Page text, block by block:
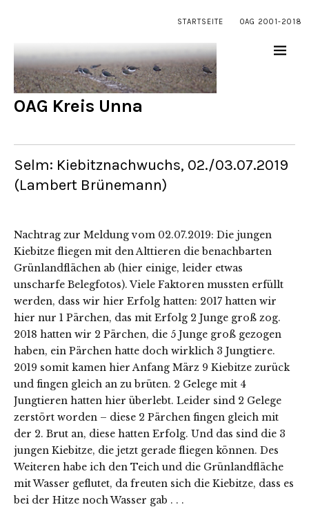
STARTSEITE OAG 2001-2018
OAG Kreis Unna
Selm: Kiebitznachwuchs, 02./03.07.2019
(Lambert Brünemann)
Nachtrag zur Meldung vom 02.07.2019: Die jungen
Kiebitze fliegen mit den Alttieren die benachbarten
Grünlandflächen ab (hier einige, leider etwas
unscharfe Belegfotos). Viele Faktoren mussten erfüllt
werden, dass wir hier Erfolg hatten: 2017 hatten wir
hier nur 1 Pärchen, das mit Erfolg 2 Junge groß zog.
2018 hatten wir 2 Pärchen, die 5 Junge groß gezogen
haben, ein Pärchen hatte doch wirklich 3 Jungtiere.
2019 somit kamen hier Anfang März 9 Kiebitze zurück
und fingen gleich an zu brüten. 2 Gelege mit 4
Jungtieren hatten hier überlebt. Leider sind 2 Gelege
zerstört worden – diese 2 Pärchen fingen gleich mit
der 2. Brut an, diese hatten Erfolg. Und das sind die 3
jungen Kiebitze, die jetzt gerade fliegen können. Des
Weiteren habe ich den Teich und die Grünlandfläche
mit Wasser geflutet, da freuten sich die Kiebitze, dass es
bei der Hitze noch Wasser gab . . .